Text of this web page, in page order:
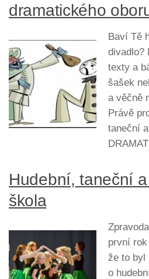
dramatického
Baví Tě
divadlo?
texty a
šašek
a věčně
Právě
taneční
Hudební, taneční
škola
první
že to byl
o